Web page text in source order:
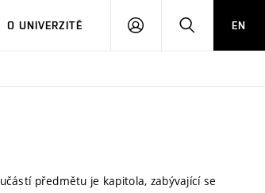
O UNIVERZITĚ
PŘIHLÁSIT HLEDATEN
předmětu je kapitola, zabývající se